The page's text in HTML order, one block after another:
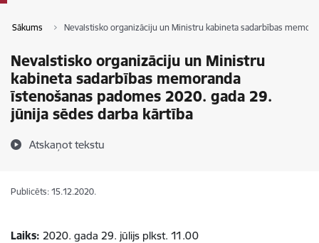
Sākums Nevalstisko organizāciju un Ministru kabineta sadarbības
Nevalstisko organizāciju un Ministru
kabineta sadarbības memoranda
īstenošanas padomes 2020. gada 29.
jūnija sēdes darba kārtība
Atskaņot tekstu
Publicēts: 15.12.2020.
Laiks: 2020. gada 29. jūlijs plkst. 11.00